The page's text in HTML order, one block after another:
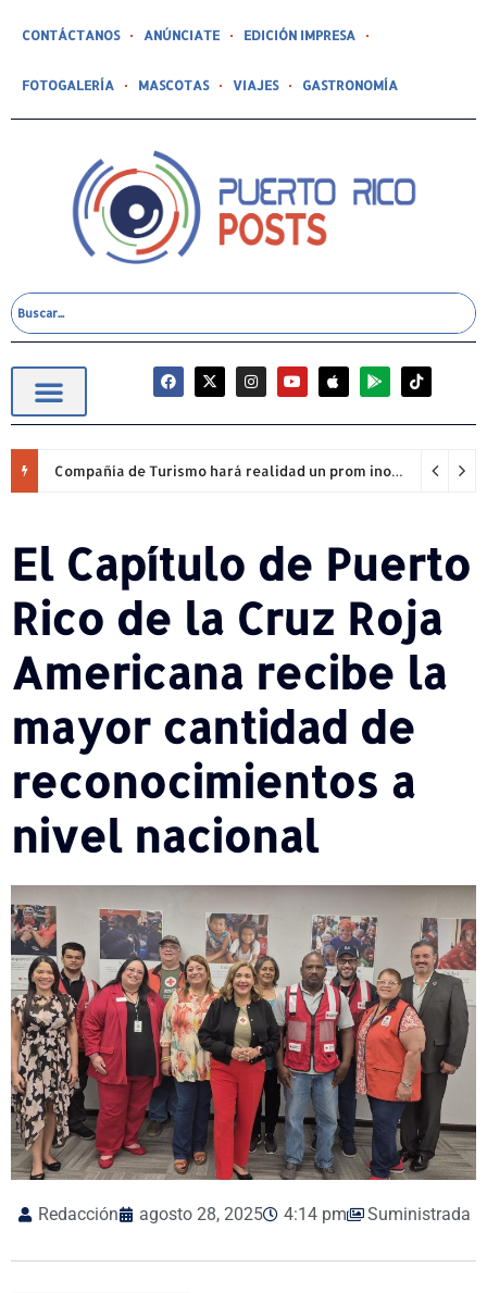
CONTÁCTANOS ANÚNCIATE EDICIÓN IMPRESA
FOTOGALERÍA MASCOTAS VIAJES GASTRONOMÍA
Compañía de Turismo hará realidad un prom inolvidable junto a Jowell para estudiantes de la Escuela Gabriela Mistral
El Capítulo de Puerto
Rico de la Cruz Roja
Americana recibe la
mayor cantidad de
reconocimientos a
nivel nacional
Redacción agosto 28, 2025 4:14 pm Suministrada